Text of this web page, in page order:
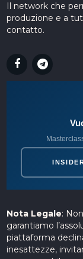
Il network che
produzione e a
contatto.
Nota Legale:
garantiamo
piattaforma
inesattezze,